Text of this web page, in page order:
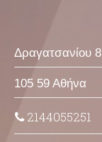
Δραγατσανίου 8
105 59 Αθήνα
2144055251